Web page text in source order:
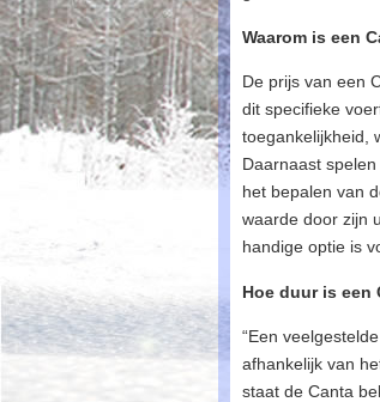
Waarom is een
De prijs van een
dit specifieke
toegankelijkheid,
Daarnaast
het bepalen van
waarde door zijn
handige optie is
Hoe duur is een
“Een
afhankelijk van
staat de Canta